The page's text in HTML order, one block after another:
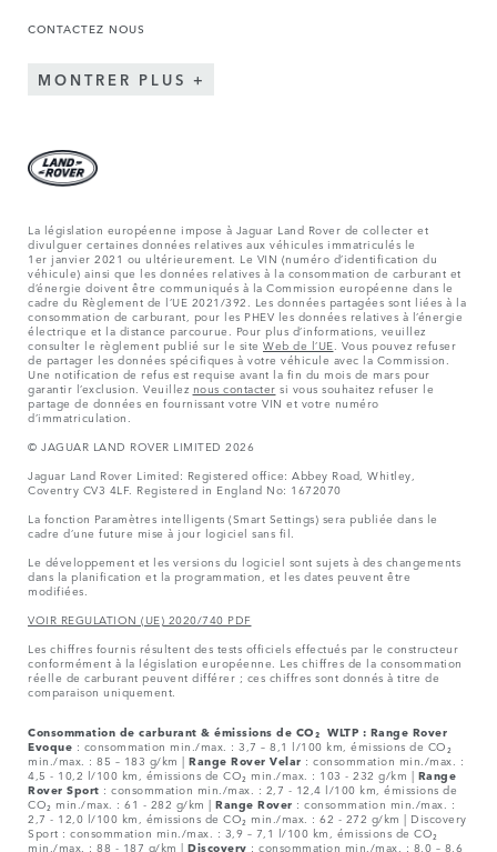
CONTACTEZ NOUS
MONTRER PLUS
La législation européenne impose à Jaguar Land Rover de collecter et
divulguer certaines données relatives aux véhicules immatriculés le
1er janvier 2021 ou ultérieurement. Le VIN (numéro d’identification du
véhicule) ainsi que les données relatives à la consommation de carburant et
d’énergie doivent être communiqués à la Commission européenne dans le
cadre du Règlement de l’UE 2021/392. Les données partagées sont liées à la
consommation de carburant, pour les PHEV les données relatives à l’énergie
électrique et la distance parcourue. Pour plus d’informations, veuillez
consulter le règlement publié sur le site Web de l’UE . Vous pouvez refuser
de partager les données spécifiques à votre véhicule avec la Commission.
Une notification de refus est requise avant la fin du mois de mars pour
garantir l’exclusion. Veuillez nous contacter si vous souhaitez refuser le
partage de données en fournissant votre VIN et votre numéro
d’immatriculation.
© JAGUAR LAND ROVER LIMITED 2026
Jaguar Land Rover Limited: Registered office: Abbey Road, Whitley,
Coventry CV3 4LF. Registered in England No: 1672070
La fonction Paramètres intelligents (Smart Settings) sera publiée dans le
cadre d’une future mise à jour logiciel sans fil.
Le développement et les versions du logiciel sont sujets à des changements
dans la planification et la programmation, et les dates peuvent être
modifiées.
VOIR REGULATION (UE) 2020/740 PDF
Les chiffres fournis résultent des tests officiels effectués par le constructeur
conformément à la législation européenne. Les chiffres de la consommation
réelle de carburant peuvent différer ; ces chiffres sont donnés à titre de
comparaison uniquement.
Consommation de carburant & émissions de CO₂ WLTP : Range Rover
Evoque : consommation min./max. : 3,7 – 8,1 l/100 km, émissions de CO₂
min./max. : 85 – 183 g/km | Range Rover Velar : consommation min./max. :
4,5 - 10,2 l/100 km, émissions de CO₂ min./max. : 103 - 232 g/km | Range
Rover Sport : consommation min./max. : 2,7 - 12,4 l/100 km, émissions de
CO₂ min./max. : 61 - 282 g/km | Range Rover : consommation min./max. :
2,7 - 12,0 l/100 km, émissions de CO₂ min./max. : 62 - 272 g/km | Discovery
Sport : consommation min./max. : 3,9 – 7,1 l/100 km, émissions de CO₂
min./max. : 88 - 187 g/km | Discovery : consommation min./max. : 8,0 – 8,6